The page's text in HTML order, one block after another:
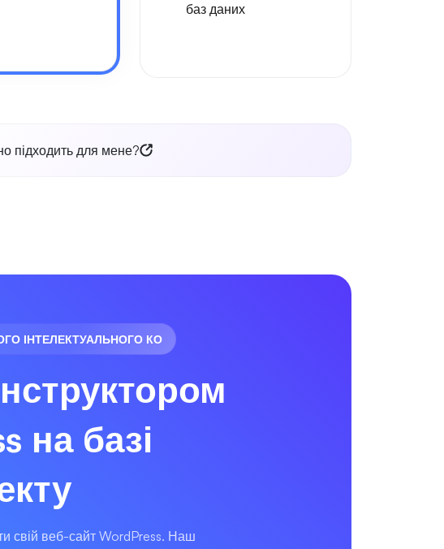
баз даних
підходить для мене?
ІНТЕЛЕКТУАЛЬНОГО КО
на базі
свій веб-сайт WordPress. Наш